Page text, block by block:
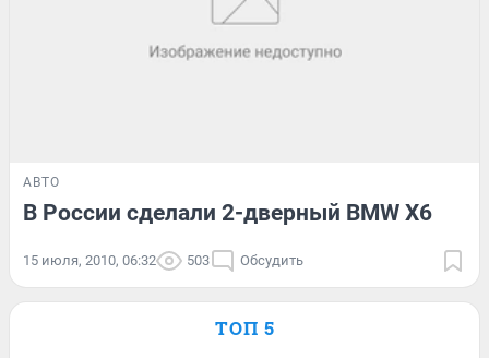
АВТО
В России сделали 2-дверный BMW X6
15 июля, 2010, 06:32 503 Обсудить
ТОП 5